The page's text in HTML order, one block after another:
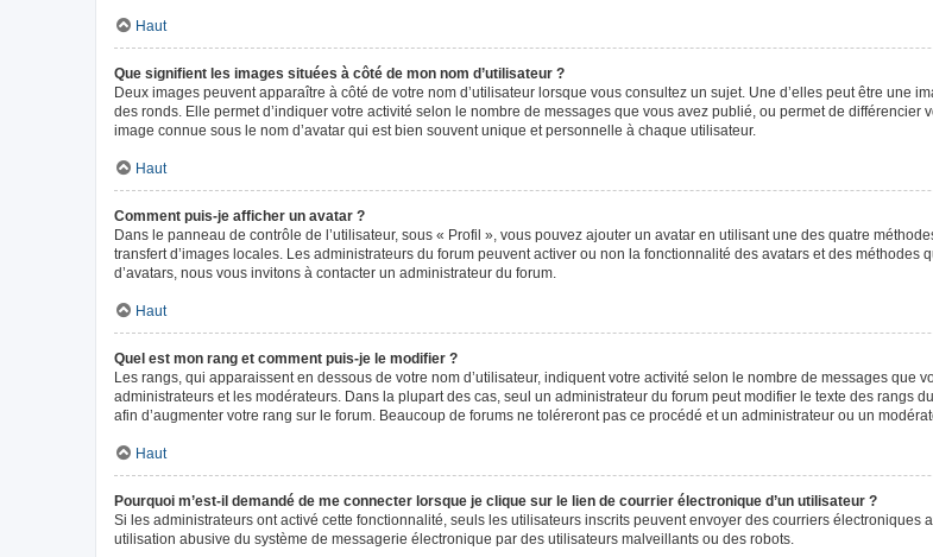
Haut
Que signifient les images situées à côté de mon nom d’utilisateur ?
Deux images peuvent apparaître à côté de votre nom d’utilisateur lorsque vous consultez un sujet. Une d’elles peut être une
des ronds. Elle permet d’indiquer votre activité selon le nombre de messages que vous avez publié, ou permet de
image connue sous le nom d’avatar qui est bien souvent unique et personnelle à chaque utilisateur.
Haut
Comment puis-je afficher un avatar ?
Dans le panneau de contrôle de l’utilisateur, sous « Profil », vous pouvez ajouter un avatar en utilisant une des quatre
transfert d’images locales. Les administrateurs du forum peuvent activer ou non la fonctionnalité des avatars et des
d’avatars, nous vous invitons à contacter un administrateur du forum.
Haut
Quel est mon rang et comment puis-je le modifier ?
Les rangs, qui apparaissent en dessous de votre nom d’utilisateur, indiquent votre activité selon le nombre de messages que
administrateurs et les modérateurs. Dans la plupart des cas, seul un administrateur du forum peut modifier le texte des rangs
afin d’augmenter votre rang sur le forum. Beaucoup de forums ne toléreront pas ce procédé et un administrateur ou un
Haut
Pourquoi m’est-il demandé de me connecter lorsque je clique sur le lien de courrier électronique d’un utilisateur ?
Si les administrateurs ont activé cette fonctionnalité, seuls les utilisateurs inscrits peuvent envoyer des courriers
utilisation abusive du système de messagerie électronique par des utilisateurs malveillants ou des robots.